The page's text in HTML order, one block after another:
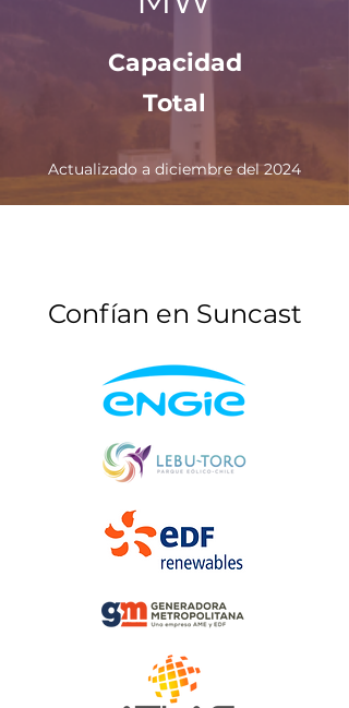
Capacidad
Total
Actualizado a diciembre del 2024
Confían en Suncast